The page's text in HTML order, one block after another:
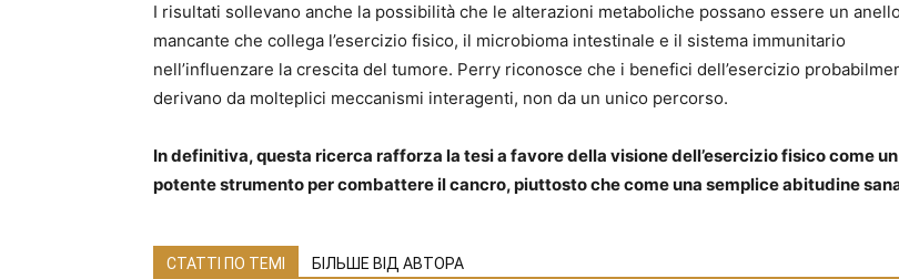
I risultati sollevano anche la possibilità che le alterazioni metaboliche possano essere un anello
mancante che collega l’esercizio fisico, il microbioma intestinale e il sistema immunitario
nell’influenzare la crescita del tumore. Perry riconosce che i benefici dell’esercizio
derivano da molteplici meccanismi interagenti, non da un unico percorso.
In definitiva, questa ricerca rafforza la tesi a favore della visione dell’esercizio fisico come un
potente strumento per combattere il cancro, piuttosto che come una semplice abitudine
СТАТТІ ПО ТЕМІ БІЛЬШЕ ВІД АВТОРА